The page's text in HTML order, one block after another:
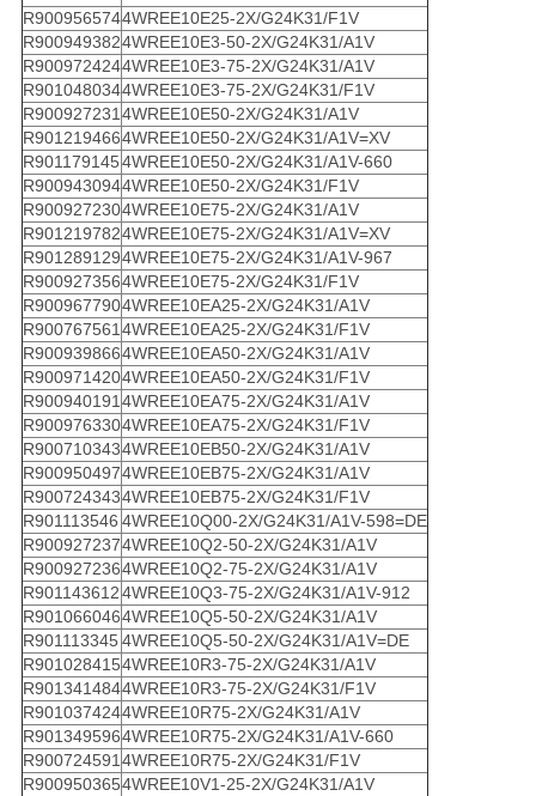
R9009565744WREE10E25-2X/G24K31/F1V
R9009493824WREE10E3-50-2X/G24K31/A1V
R9009724244WREE10E3-75-2X/G24K31/A1V
R9010480344WREE10E3-75-2X/G24K31/F1V
R9009272314WREE10E50-2X/G24K31/A1V
R9012194664WREE10E50-2X/G24K31/A1V=XV
R9011791454WREE10E50-2X/G24K31/A1V-660
R9009430944WREE10E50-2X/G24K31/F1V
R9009272304WREE10E75-2X/G24K31/A1V
R9012197824WREE10E75-2X/G24K31/A1V=XV
R9012891294WREE10E75-2X/G24K31/A1V-967
R9009273564WREE10E75-2X/G24K31/F1V
R9009677904WREE10EA25-2X/G24K31/A1V
R9007675614WREE10EA25-2X/G24K31/F1V
R9009398664WREE10EA50-2X/G24K31/A1V
R9009714204WREE10EA50-2X/G24K31/F1V
R9009401914WREE10EA75-2X/G24K31/A1V
R9009763304WREE10EA75-2X/G24K31/F1V
R9007103434WREE10EB50-2X/G24K31/A1V
R9009504974WREE10EB75-2X/G24K31/A1V
R9007243434WREE10EB75-2X/G24K31/F1V
R901113546 4WREE10Q00-2X/G24K31/A1V-598=DE
R9009272374WREE10Q2-50-2X/G24K31/A1V
R9009272364WREE10Q2-75-2X/G24K31/A1V
R9011436124WREE10Q3-75-2X/G24K31/A1V-912
R9010660464WREE10Q5-50-2X/G24K31/A1V
R901113345 4WREE10Q5-50-2X/G24K31/A1V=DE
R9010284154WREE10R3-75-2X/G24K31/A1V
R9013414844WREE10R3-75-2X/G24K31/F1V
R9010374244WREE10R75-2X/G24K31/A1V
R9013495964WREE10R75-2X/G24K31/A1V-660
R9007245914WREE10R75-2X/G24K31/F1V
R9009503654WREE10V1-25-2X/G24K31/A1V